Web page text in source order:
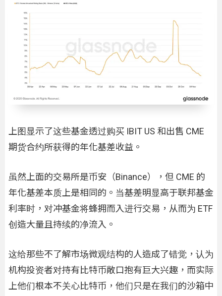
上图显示了这些基金透过购买 IBIT US 和出售 CME
期货合约所获得的年化基差收益。
虽然上面的交易所是币安（Binance），但 CME 的
年化基差本质上是相同的。当基差明显高于联邦基金
利率时，对冲基金将蜂拥而入进行交易，从而为 ETF
创造大量且持续的净流入。
这给那些不了解市场微观结构的人造成了错觉，认为
机构投资者对持有比特币敞口抱有巨大兴趣，而实际
上他们根本不关心比特币，他们只是在我们的沙箱中